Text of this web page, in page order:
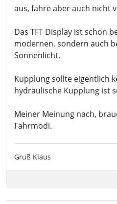
aus, fahre aber auch nicht
Das TFT Display ist schon
modernen, sondern auch
Sonnenlicht.
Kupplung sollte eigentlich
hydraulische Kupplung ist
Meiner Meinung nach,
Fahrmodi.
Gruß Klaus